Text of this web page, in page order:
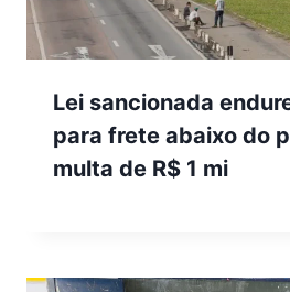
Lei sancionada
para frete abaixo do
multa de R$ 1 mi